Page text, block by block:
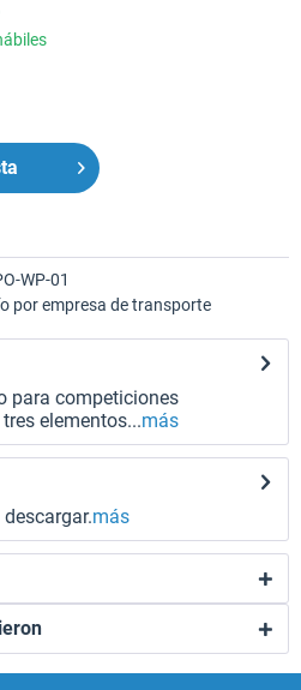
WP-01
por empresa de transporte
para competiciones
elementos...más
más